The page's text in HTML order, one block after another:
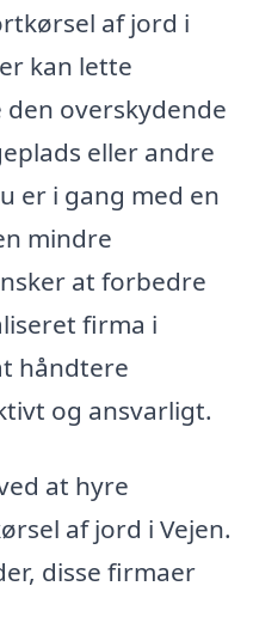
af jord i
kan lette
overskydende
eller andre
er i gang med en
mindre
at forbedre
firma i
håndtere
og ansvarligt.
at hyre
af jord i Vejen.
disse firmaer